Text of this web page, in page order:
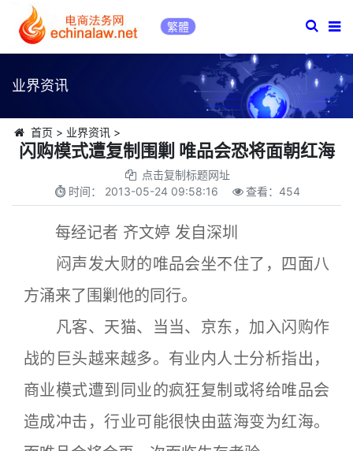
繁體
业界资讯
首页 > 业界资讯>
闪购模式遭复制围剿 唯品会恐将面朝红海
点击复制标题网址
时间： 2013-05-24 09:58:16 查看：454
每经记者 齐文婷 发自深圳
闷声发大财的唯品会坐不住了，四面八
方涌来了围剿他的同行。
凡客、天猫、当当、京东，加入闪购作
战的巨头越来越多。有业内人士分析指出，
商业模式遭到同业的疯狂复制或将给唯品会
造成冲击，行业可能很快由蓝海变为红海。